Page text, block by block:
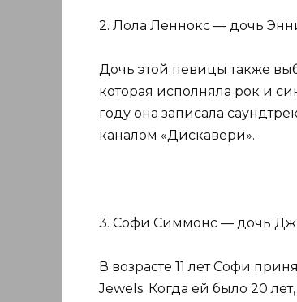
2. Лола Леннокс — дочь
Дочь этой певицы также
которая исполняла рок и
году она записала
каналом «Дискавери».
3. Софи Симмонс — дочь
В возрасте 11 лет Софи
Jewels. Когда ей было 20